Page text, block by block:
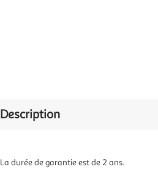
Description
La durée de garantie est de 2 ans.